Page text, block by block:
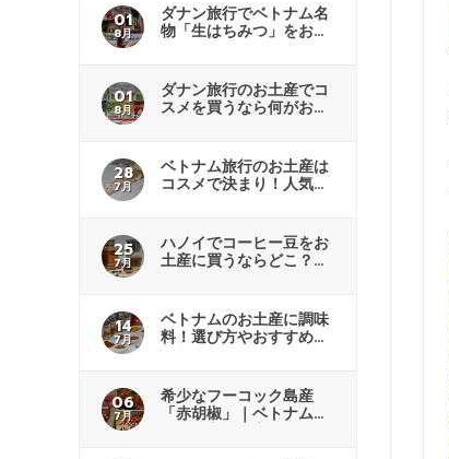
01
8月
ダナン旅行でベトナム名
物「生はちみつ」をお土
産に！
01
8月
ダナン旅行のお土産でコ
スメを買うなら何がおす
28
7月
ベトナム旅行のお土産は
コスメで決まり！人気商
25
7月
ハノイでコーヒー豆をお
土産に買うならどこ？商
品の選び方
14
7月
ベトナムのお土産に調味
料！選び方やおすすめの
購入先解説
06
7月
希少なフーコック島産
「赤胡椒」｜ベトナムで
人気の高級土産